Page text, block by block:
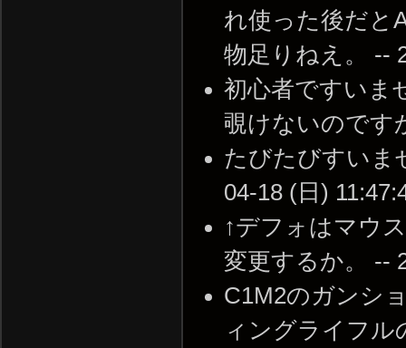
れ使った後だと
物足りねえ。 --
初心者ですいま
覗けないのです
たびたびすいま
04-18 (日)
↑デフォはマウ
変更するか。 --
C1M2のガンシ
ィングライフル